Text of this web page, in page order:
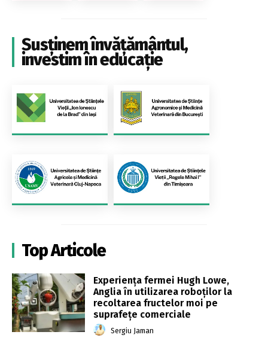
Susținem învățământul,
investim în educație
Top Articole
Experiența fermei Hugh Lowe,
Anglia în utilizarea roboților la
recoltarea fructelor moi pe
suprafețe comerciale
Sergiu Jaman